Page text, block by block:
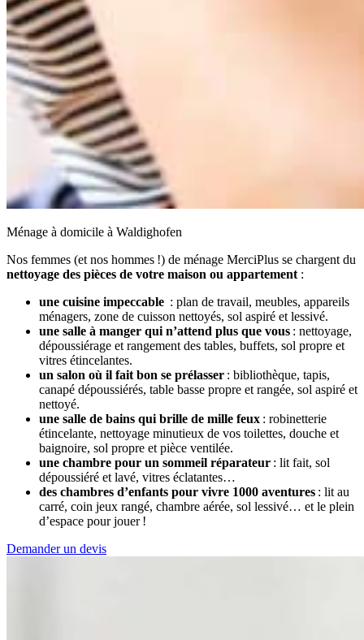
Ménage à domicile à Waldighofen
Nos femmes (et nos hommes !) de ménage MerciPlus se chargent du
nettoyage des pièces de votre maison ou appartement :
une cuisine impeccable : plan de travail, meubles, appareils
ménagers, zone de cuisson nettoyés, sol aspiré et lessivé.
une salle à manger qui n’attend plus que vous : nettoyage,
dépoussiérage et rangement des tables, buffets, sol propre et
vitres étincelantes.
un salon où il fait bon se prélasser : bibliothèque, tapis,
canapé dépoussiérés, table basse propre et rangée, sol aspiré et
nettoyé.
une salle de bains qui brille de mille feux : robinetterie
étincelante, nettoyage minutieux de vos toilettes, douche et
baignoire, sol propre et pièce ventilée.
une chambre pour un sommeil réparateur : lit fait, sol
dépoussiéré et lavé, vitres éclatantes…
des chambres d’enfants pour vivre 1000 aventures : lit au
carré, coin jeux rangé, chambre aérée, sol lessivé… et le plein
d’espace pour jouer !
Demander un devis